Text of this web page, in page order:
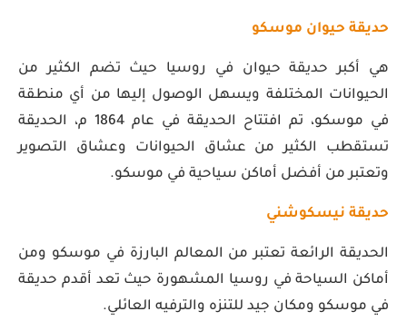
حديقة حيوان موسكو
هي أكبر حديقة حيوان في روسيا حيث تضم الكثير من
الحيوانات المختلفة ويسهل الوصول إليها من أي منطقة
في موسكو، تم افتتاح الحديقة في عام 1864 م، الحديقة
تستقطب الكثير من عشاق الحيوانات وعشاق التصوير
وتعتبر من أفضل أماكن سياحية في موسكو.
حديقة نيسكوشني
الحديقة الرائعة تعتبر من المعالم البارزة في موسكو ومن
أماكن السياحة في روسيا المشهورة حيث تعد أقدم حديقة
في موسكو ومكان جيد للتنزه والترفيه العائلي.